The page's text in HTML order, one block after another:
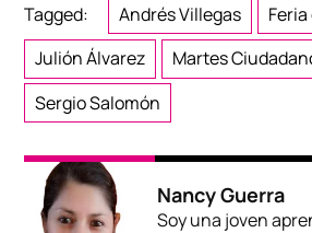
Tagged: Andrés Villegas
Julión Álvarez
Martes
Sergio Salomón
Nancy Guerra
Soy una joven